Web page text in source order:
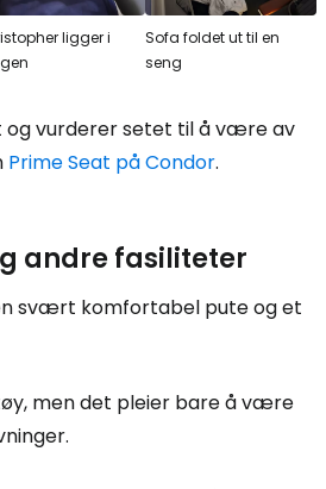
ligger i
Sofa foldet ut til en
seng
og vurderer setet til å være av
Prime Seat på Condor.
andre fasiliteter
svært komfortabel pute og et
men det pleier bare å være